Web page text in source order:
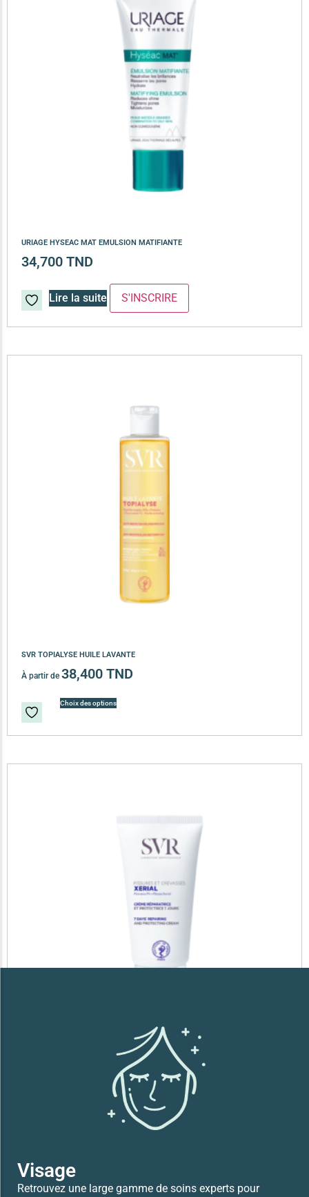
SVR XERIAL FISSURES ET CREVASSES
SVR TOPIALYSE HUILE LAVANTE
À partir de 38,400 TND
Choix des options
URIAGE HYSEAC MAT EMULSION MATIFIANTE
34,700 TND
Lire la suite
Visage
Retrouvez une large gamme de soins experts pour